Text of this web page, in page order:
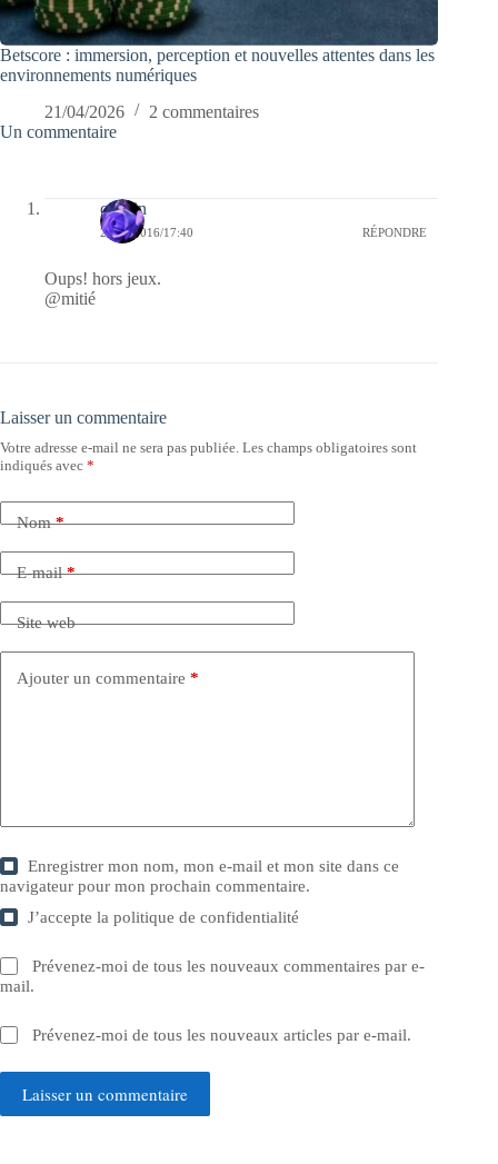
Betscore : immersion, perception et nouvelles attentes dans les
environnements numériques
21/04/2026
2 commentaires
Un commentaire
cauvin
24/11/2016/17:40 RÉPONDRE
Oups! hors jeux.
@mitié
Laisser un commentaire
Votre adresse e-mail ne sera pas publiée. Les champs obligatoires sont
indiqués avec *
Nom*
E-mail*
Site web
Ajouter un commentaire *
Enregistrer mon nom, mon e-mail et mon site dans ce
navigateur pour mon prochain commentaire.
J’accepte lapolitique de confidentialité
Prévenez-moi de tous les nouveaux commentaires par e-
mail.
Prévenez-moi de tous les nouveaux articles par e-mail.
Laisser un commentaire